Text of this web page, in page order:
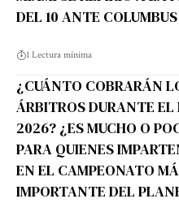
DEL 10 ANTE
1 Lectura mínima
¿CUÁNTO COBRARÁN
ÁRBITROS DURANTE
2026? ¿ES MUCHO O
PARA QUIENES
EN EL CAMPEONATO
IMPORTANTE DEL